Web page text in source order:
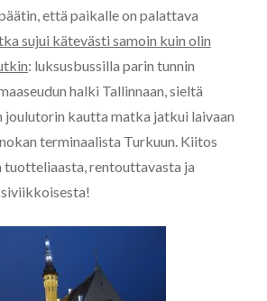
että paikalle on palattava
sujui kätevästi samoin kuin olin
: luksusbussilla parin tunnin
halki Tallinnaan, sieltä
joulutorin kautta matka jatkui laivaan
terminaalista Turkuun. Kiitos
tuotteliaasta, rentouttavasta ja